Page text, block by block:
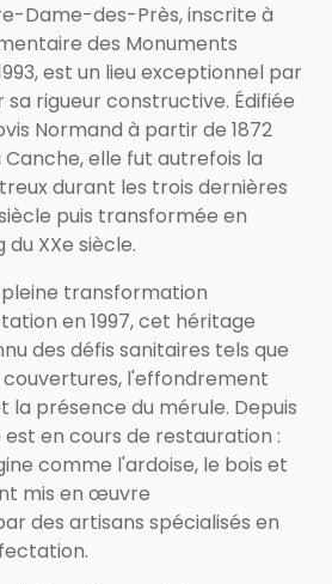
Dame-des-Près, inscrite à
des Monuments
est un lieu exceptionnel par
rigueur constructive. Édifiée
Normand à partir de 1872
elle fut autrefois la
durant les trois dernières
puis transformée en
XXe siècle.
transformation
en 1997, cet héritage
des défis sanitaires tels que
l'effondrement
la présence du mérule. Depuis
est en cours de restauration :
comme l'ardoise, le bois et
mis en œuvre
des artisans spécialisés en